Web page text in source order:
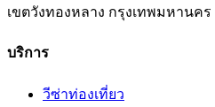
เขตวังทองหลาง กรุงเทพมหานคร
บริการ
วีซ่าท่องเที่ยว